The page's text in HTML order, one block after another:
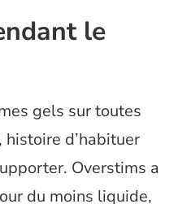
le
gels sur toutes
d’habituer
Overstims a
du moins liquide,